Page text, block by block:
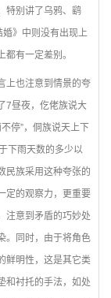
特别讲了乌鸦、鹞
婚》中则没有出现上
有一定差别。
上也注意到情景的夸
7昼夜，仡佬族说大
停”，侗族说天上下
下雨天数的多少以
民族采用这种夸张的
定的观察力，更重要
注意到矛盾的巧妙处
。同时，由于将角色
鲜明性，这是其它类
和衬托的手法，如处